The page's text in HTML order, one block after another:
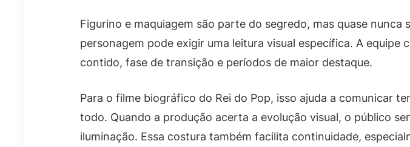
Figurino e maquiagem são parte do segredo, mas quase
personagem pode exigir uma leitura visual específica. A
contido, fase de transição e períodos de maior destaque.
Para o filme biográfico do Rei do Pop, isso ajuda a comunicar
todo. Quando a produção acerta a evolução visual, o público
iluminação. Essa costura também facilita continuidade,